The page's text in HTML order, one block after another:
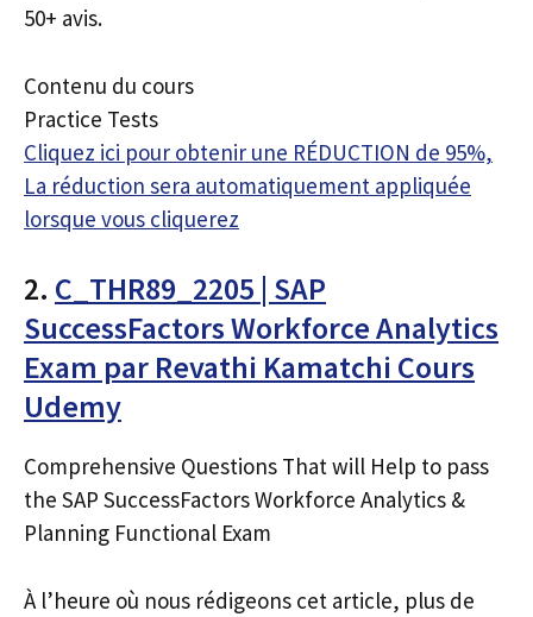
50+ avis.
Contenu du cours
Practice Tests
Cliquez ici pour obtenir une RÉDUCTION de 95%,
La réduction sera automatiquement appliquée
lorsque vous cliquerez
2. C_THR89_2205 | SAP
SuccessFactors Workforce Analytics
Exam par Revathi Kamatchi Cours
Udemy
Comprehensive Questions That will Help to pass
the SAP SuccessFactors Workforce Analytics &
Planning Functional Exam
À l’heure où nous rédigeons cet article, plus de